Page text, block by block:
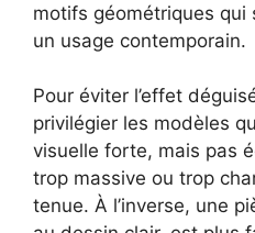
motifs géométriques
un usage contemporain.
Pour éviter l’effet
privilégier les modèles
visuelle forte, mais pas
trop massive ou trop
tenue. À l’inverse, une